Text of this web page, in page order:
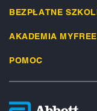
BEZPŁATNE
AKADEMIA
POMOC